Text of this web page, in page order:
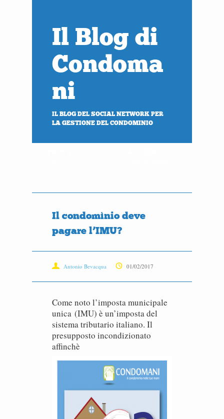
Il Blog di
Condoma
ni
IL BLOG DEL SOCIAL NETWORK PER
LA GESTIONE DEL CONDOMINIO
Il condomìnio deve
pagare l’IMU?
Antonio Bevacqua 01/02/2017
Come noto l’imposta municipale
unica (IMU) è un’imposta del
sistema tributario italiano. Il
presupposto incondizionato
affinchè